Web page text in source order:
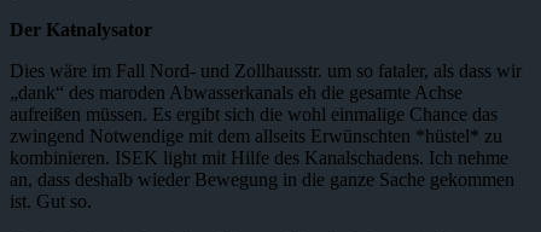
Der Katnalysator
Dies wäre im Fall Nord- und Zollhausstr. um so fataler, als dass wir
„dank“ des maroden Abwasserkanals eh die gesamte Achse
aufreißen müssen. Es ergibt sich die wohl einmalige Chance das
zwingend Notwendige mit dem allseits Erwünschten *hüstel* zu
kombinieren. ISEK light mit Hilfe des Kanalschadens. Ich nehme
an, dass deshalb wieder Bewegung in die ganze Sache gekommen
ist. Gut so.